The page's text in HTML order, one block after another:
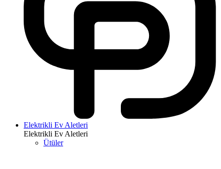
Elektrikli Ev Aletleri
Elektrikli Ev Aletleri
Ütüler